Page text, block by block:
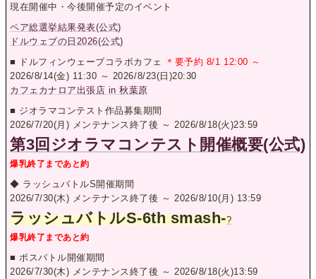
現在開催中・今後開催予定のイベント
ペア総選挙結果発表(公式)
ドルウェブの日2026(公式)
■ ドルフィンウェーブコラボカフェ
＊要予約 8/1 12:00 ～
2026/8/14(金) 11:30 ～ 2026/8/23(日)20:30
カフェカナロア出張店 in 秋葉原
■ ジオラマコンテスト作品募集期間
2026/7/20(月) メンテナンス終了後 ～ 2026/8/18(火)23:59
第3回ジオラマコンテスト開催概要(公式)
爆乳終了まであと約
◆ ラッシュバトルS開催期間
2026/7/30(木) メンテナンス終了後 ～ 2026/8/10(月) 13:59
ラッシュバトルS-6th smash-?
爆乳終了まであと約
■ ボスバトル開催期間
2026/7/30(木) メンテナンス終了後 ～ 2026/8/18(火)13:59